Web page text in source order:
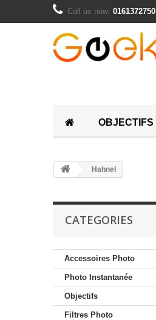
Call us now: 0161372750
OBJECTIFS
Hahnel
CATEGORIES
Accessoires Photo
Photo Instantanée
Objectifs
Filtres Photo